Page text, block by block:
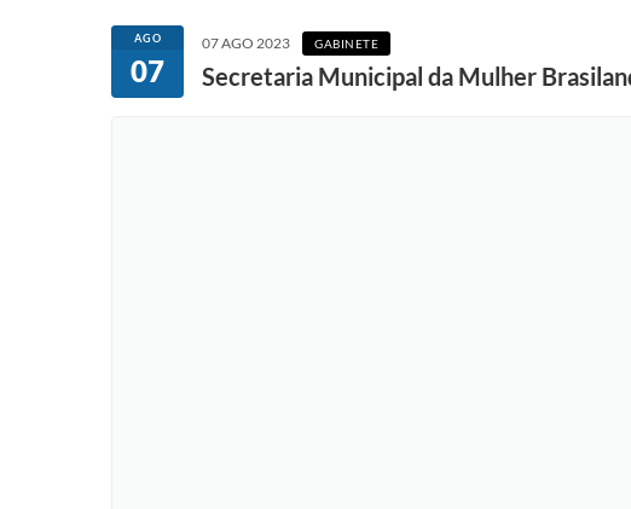
AGO
07
07 AGO 2023 GABINETE
Secretaria Municipal da Mulher